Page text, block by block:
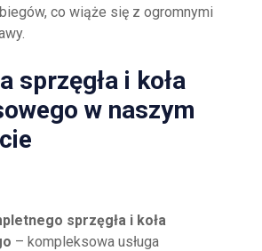
co wiąże się z ogromnymi
sprzęgła i koła
w naszym
sprzęgła i koła
– kompleksowa usługa